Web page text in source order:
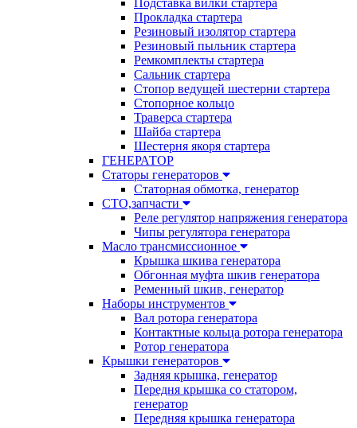
Подставка вилки стартера
Прокладка стартера
Резиновый изолятор стартера
Резиновый пыльник стартера
Ремкомплекты стартера
Сальник стартера
Стопор ведущей шестерни стартера
Стопорное кольцо
Траверса стартера
Шайба стартера
Шестерня якоря стартера
ГЕНЕРАТОР
Статоры генераторов
Статорная обмотка, генератор
СТО,запчасти
Реле регулятор напряжения генератора
Чипы регулятора генератора
Масло трансмиссионное
Крышка шкива генератора
Обгонная муфта шкив генератора
Ременный шкив, генератор
Наборы инструментов
Вал ротора генератора
Контактные кольца ротора генератора
Ротор генератора
Крышки генераторов
Задняя крышка, генератор
Передня крышка со статором,
генератор
Передняя крышка генератора